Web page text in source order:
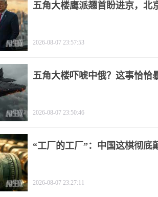
五角大楼鹰派翘首盼进京，北
2026-08-07 23:57:53
五角大楼吓唬中俄？这事恰恰
2026-08-07 23:50:46
“工厂的工厂”：中国这棋彻底
2026-08-07 23:27:11